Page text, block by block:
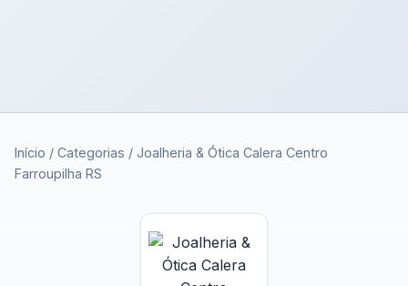
Início / Categorias / Joalheria & Ótica Calera Centro
Farroupilha RS